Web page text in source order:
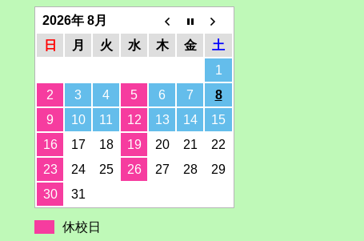
2026年 8月
日
月 火 水 木 金
土
1
2
3 4 5 6 7
8
9
10 11 12 13 14
15
16
17 18 19 20 21
22
23
24 25 26 27 28
29
30
31
休校日